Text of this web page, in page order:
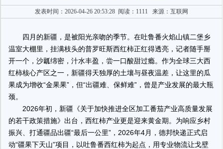
发表时间：2026-04-26 20:53:28 阅读：1111 来源：互联网
四月的新疆，是被阳光亲吻的季节。在吐鲁番火焰山镇二堡乡
温室大棚里，挂满枝头的普罗旺斯西红柿正红得透亮，记者随手掰
开一个，沙瓤绵密，汁水丰盈，尝一口酸甜过瘾。作为全球三大西
红柿核心产区之一，新疆得天独厚的土壤与昼夜温差，让这里的瓜
果成为增收“金果果”，但“出疆难、保鲜难”，曾是产业发展的最大瓶
颈。
2026年初，新疆《关于加快推进全区加工番茄产业高质量发展
的若干政策措施》出台，西红柿产业更是迎来黄金期。为响应乡村
振兴、打通疆品出疆“最后一公里”，2026年4月，德邦快递正式启
动“疆果下天山”项目，以吐鲁番西红柿为起点，用专业物流让戈壁